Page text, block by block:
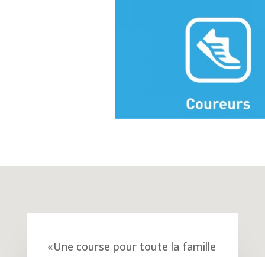
«Une course pour toute la famille